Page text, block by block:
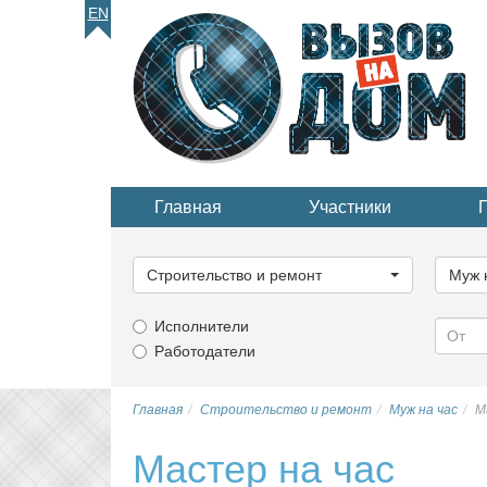
EN
Главная Участники
категорию...
Строительство и ремонт Муж
Исполнители
Работодатели
Главная Строительство и ремонт Муж на час
Мастер на час